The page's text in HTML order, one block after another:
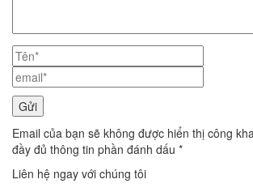
Email của bạn sẽ không được hiển thị công
đầy đủ thông tin phần đánh dấu *
Liên hệ ngay với chúng tôi